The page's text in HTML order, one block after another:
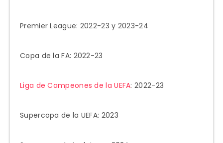
Premier League: 2022-23 y 2023-24
Copa de la FA: 2022-23
Liga de Campeones de la UEFA: 2022-23
Supercopa de la UEFA: 2023